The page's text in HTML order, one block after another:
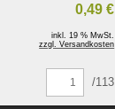
0,49 €
inkl. 19 % MwSt.
zzgl. Versandkosten
/113